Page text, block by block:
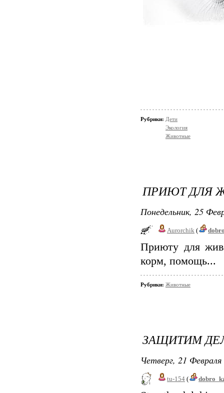
Рубрики: Дети
Экология
Животные
ПРИЮТ ДЛЯ
Понедельник, 25
Aurorchik (
Приюту для
корм, помощь...
Рубрики: Животные
ЗАЩИТИМ
Четверг, 21
tu-154 (